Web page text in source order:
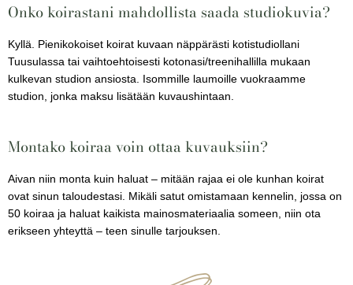
Onko koirastani mahdollista saada studiokuvia?
Kyllä. Pienikokoiset koirat kuvaan näppärästi kotistudiollani
Tuusulassa tai vaihtoehtoisesti kotonasi/treenihallilla mukaan
kulkevan studion ansiosta. Isommille laumoille vuokraamme
studion, jonka maksu lisätään kuvaushintaan.
Montako koiraa voin ottaa kuvauksiin?
Aivan niin monta kuin haluat – mitään rajaa ei ole kunhan koirat
ovat sinun taloudestasi. Mikäli satut omistamaan kennelin, jossa on
50 koiraa ja haluat kaikista mainosmateriaalia someen, niin ota
erikseen yhteyttä – teen sinulle tarjouksen.